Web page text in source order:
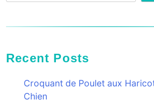
Recent Posts
Croquant de Poulet aux
Chien